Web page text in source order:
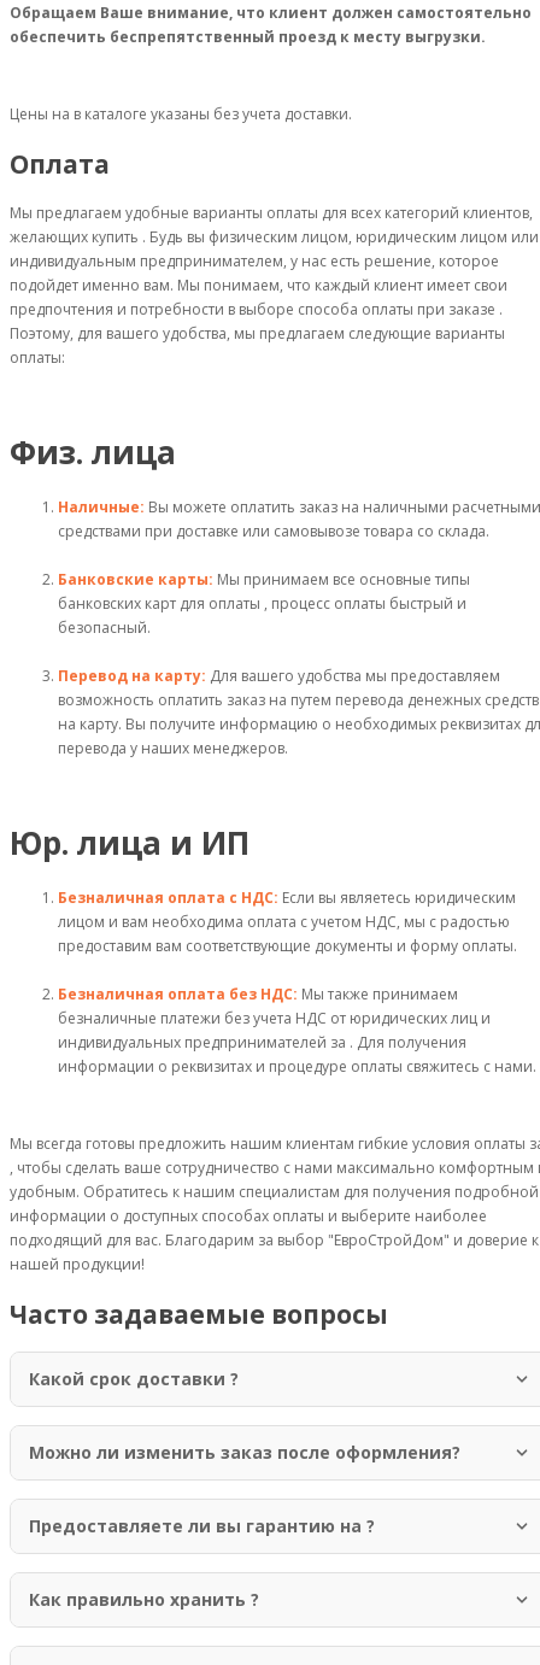
Обращаем Ваше внимание, что клиент должен самостоятельно
обеспечить беспрепятственный проезд к месту выгрузки.
Цены на в каталоге указаны без учета доставки.
Оплата
Мы предлагаем удобные варианты оплаты для всех категорий клиентов,
желающих купить . Будь вы физическим лицом, юридическим лицом или
индивидуальным предпринимателем, у нас есть решение, которое
подойдет именно вам. Мы понимаем, что каждый клиент имеет свои
предпочтения и потребности в выборе способа оплаты при заказе .
Поэтому, для вашего удобства, мы предлагаем следующие варианты
оплаты:
Физ. лица
Наличные: Вы можете оплатить заказ на наличными расчетными
средствами при доставке или самовывозе товара со склада.
Банковские карты: Мы принимаем все основные типы
банковских карт для оплаты , процесс оплаты быстрый и
безопасный.
Перевод на карту: Для вашего удобства мы предоставляем
возможность оплатить заказ на путем перевода денежных средств
на карту. Вы получите информацию о необходимых реквизитах
перевода у наших менеджеров.
Юр. лица и ИП
Безналичная оплата с НДС: Если вы являетесь юридическим
лицом и вам необходима оплата с учетом НДС, мы с радостью
предоставим вам соответствующие документы и форму оплаты.
Безналичная оплата без НДС: Мы также принимаем
безналичные платежи без учета НДС от юридических лиц и
индивидуальных предпринимателей за . Для получения
информации о реквизитах и процедуре оплаты свяжитесь с нами.
Мы всегда готовы предложить нашим клиентам гибкие условия оплаты
, чтобы сделать ваше сотрудничество с нами максимально комфортным
удобным. Обратитесь к нашим специалистам для получения подробной
информации о доступных способах оплаты и выберите наиболее
подходящий для вас. Благодарим за выбор "ЕвроСтройДом" и доверие к
нашей продукции!
Часто задаваемые вопросы
Какой срок доставки ?
рабочих дней.
Можно ли изменить заказ после оформления?
Предоставляете ли вы гарантию на ?
материалов.
Как правильно хранить ?